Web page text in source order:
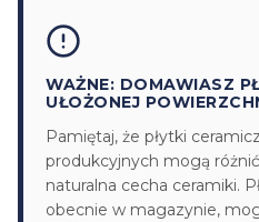
WAŻNE: DOMAWIASZ
UŁOŻONEJ
Pamiętaj, że płytki
produkcyjnych mogą
naturalna cecha ceramiki.
obecnie w magazynie,